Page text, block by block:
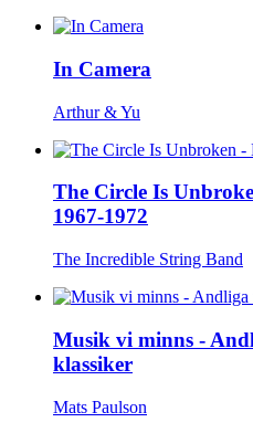
In Camera
Arthur & Yu
The Circle Is
1967-1972
The Incredible String Band
Musik vi minns -
klassiker
Mats Paulson